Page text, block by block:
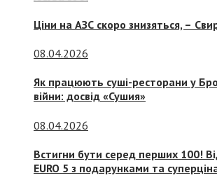
Ціни на АЗС скоро знизяться, –
08.04.2026
Як працюють суші-ресторани у
війни: досвід «Сушия»
08.04.2026
Встигни бути серед перших 100!
EURO 5 з подарунками та